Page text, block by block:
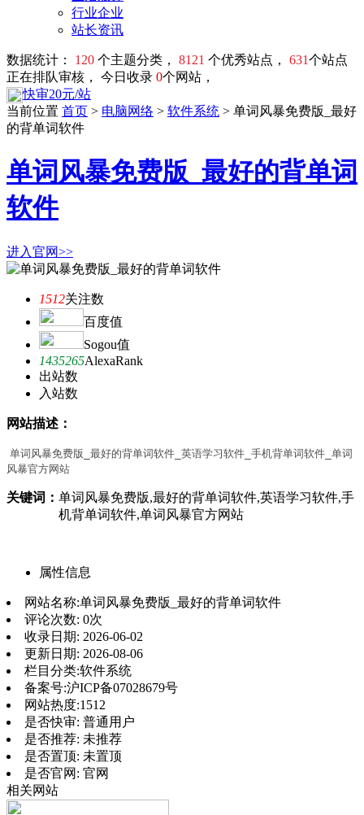
行业企业
站长资讯
数据统计： 120 个主题分类， 8121 个优秀站点， 631个站点
正在排队审核， 今日收录 0个网站，
快审20元/站
当前位置 首页 > 电脑网络 > 软件系统 > 单词风暴免费版_最好
的背单词软件
单词风暴免费版_最好的背单词
软件
进入官网>>
1512关注数
百度值
Sogou值
1435265AlexaRank
出站数
入站数
网站描述：
单词风暴免费版_最好的背单词软件_英语学习软件_手机背单词软件_单词
风暴官方网站
关键词： 单词风暴免费版,最好的背单词软件,英语学习软件,手
机背单词软件,单词风暴官方网站
属性信息
网站名称:单词风暴免费版_最好的背单词软件
评论次数: 0次
收录日期: 2026-06-02
更新日期: 2026-08-06
栏目分类:软件系统
备案号:沪ICP备07028679号
网站热度:1512
是否快审: 普通用户
是否推荐: 未推荐
是否置顶: 未置顶
是否官网: 官网
相关网站